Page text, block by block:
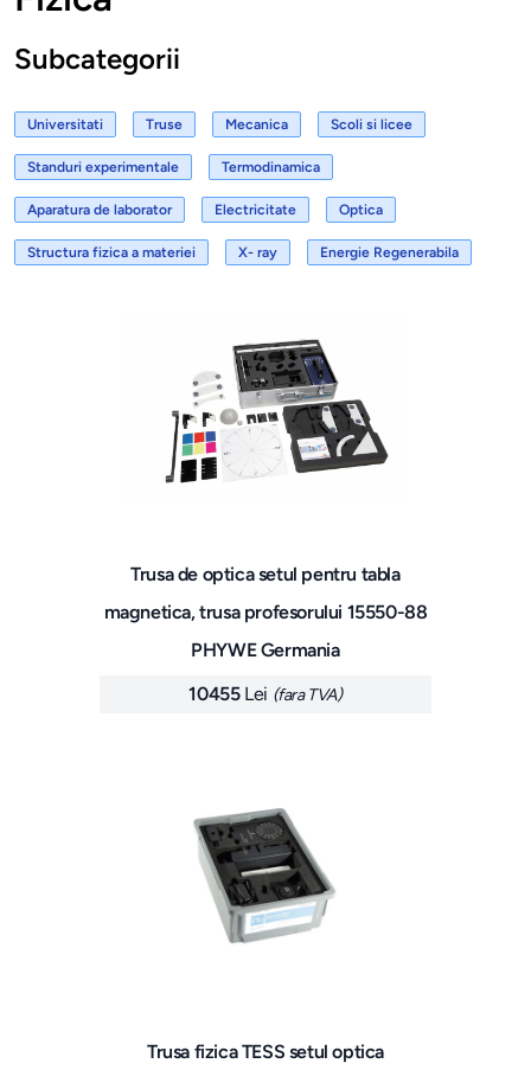
Subcategorii
Universitati Truse Mecanica Scoli si licee
Standuri experimentale Termodinamica
Aparatura de laborator Electricitate Optica
Structura fizica a materiei X- ray Energie Regenerabila
Trusa de optica setul pentru tabla
magnetica, trusa profesorului 15550-88
PHYWE Germania
10455 Lei (fara TVA)
Trusa fizica TESS setul optica